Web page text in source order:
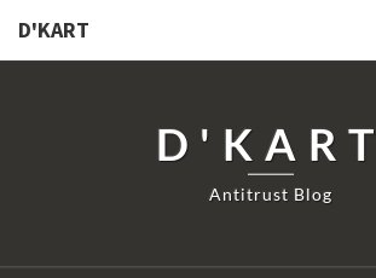
D'KART
D'KART
Antitrust Blog